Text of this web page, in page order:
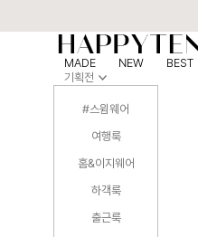
MADE NEW BEST
기획전
#스윔웨어
여행룩
홈&이지웨어
하객룩
출근룩